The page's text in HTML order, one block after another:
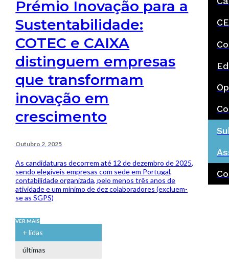
Prémio Inovação para a
Sustentabilidade:
COTEC e CAIXA
distinguem empresas
que transformam
inovação em
crescimento
Outubro 2, 2025
As candidaturas decorrem até 12 de dezembro de 2025,
sendo elegíveis empresas com sede em Portugal,
contabilidade organizada, pelo menos três anos de
atividade e um mínimo de dez colaboradores (excluem-
se as SGPS)
VER MAIS
+ lidas
últimas